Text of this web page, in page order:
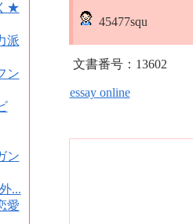
★
派
ン
ン
...
愛
45477squ
文書番号：13602
essay online